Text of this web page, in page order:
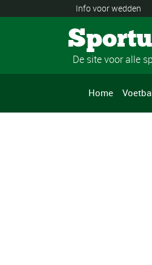
Info voor wedden
De site voor alle
Home